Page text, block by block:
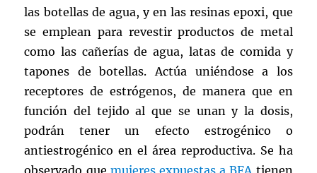
las botellas de agua, y en las resinas epoxi, que
se emplean para revestir productos de metal
como las cañerías de agua, latas de comida y
tapones de botellas. Actúa uniéndose a los
receptores de estrógenos, de manera que en
función del tejido al que se unan y la dosis,
podrán tener un efecto estrogénico o
antiestrogénico en el área reproductiva. Se ha
observado que mujeres expuestas a BFA tienen